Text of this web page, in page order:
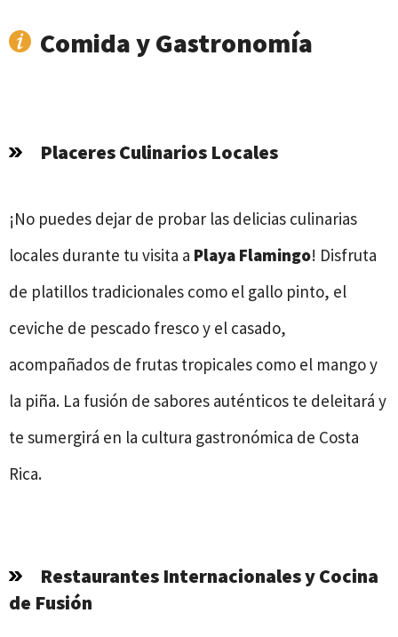
Comida y Gastronomía
Placeres Culinarios Locales
¡No puedes dejar de probar las delicias culinarias
locales durante tu visita a Playa Flamingo! Disfruta
de platillos tradicionales como el gallo pinto, el
ceviche de pescado fresco y el casado,
acompañados de frutas tropicales como el mango y
la piña. La fusión de sabores auténticos te deleitará y
te sumergirá en la cultura gastronómica de Costa
Rica.
Restaurantes Internacionales y Cocina
de Fusión